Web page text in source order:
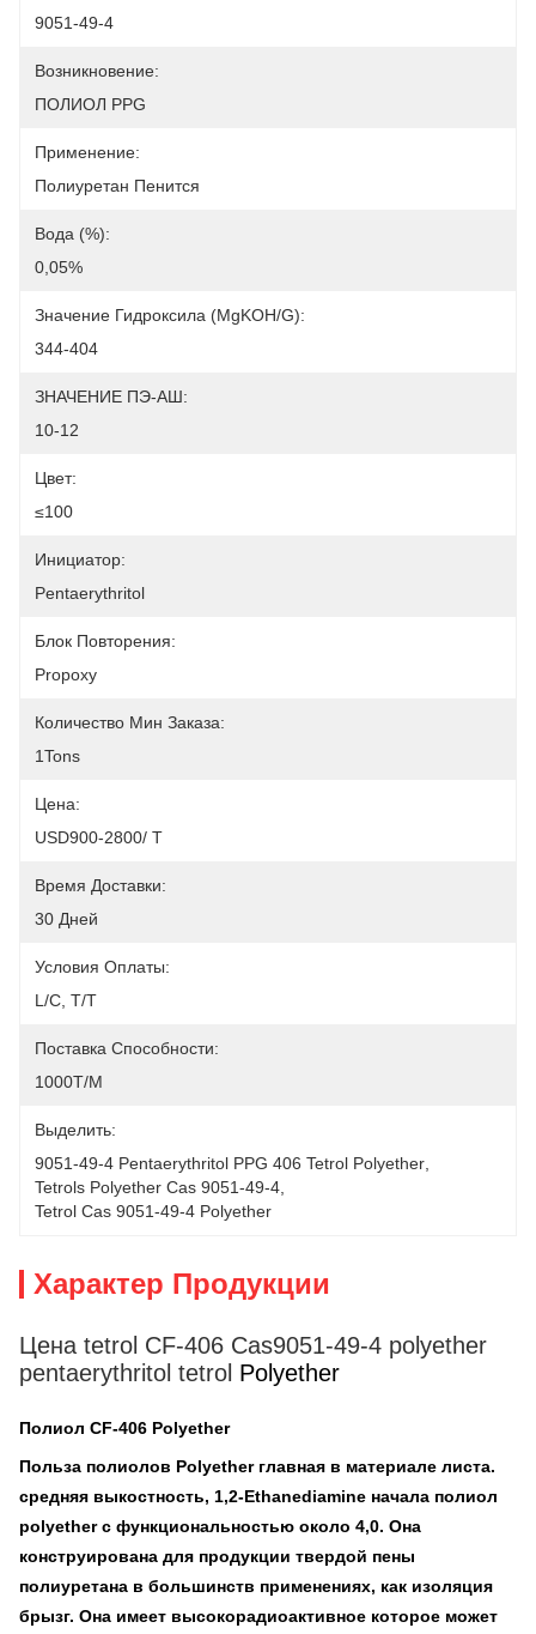
9051-49-4
Возникновение:
ПОЛИОЛ PPG
Применение:
Полиуретан Пенится
Вода (%):
0,05%
Значение Гидроксила (mgKOH/g):
344-404
ЗНАЧЕНИЕ ПЭ-АШ:
10-12
Цвет:
≤100
Инициатор:
Pentaerythritol
Блок Повторения:
Propoxy
Количество Мин Заказа:
1Tons
Цена:
USD900-2800/ T
Время Доставки:
30 Дней
Условия Оплаты:
L/C, T/T
Поставка Способности:
1000T/M
Выделить:
9051-49-4 Pentaerythritol PPG 406 Tetrol Polyether
Tetrols Polyether Cas 9051-49-4
Tetrol Cas 9051-49-4 Polyether
Характер Продукции
Цена tetrol CF-406 Cas9051-49-4 polyether
pentaerythritol tetrol Polyether
Полиол CF-406 Polyether
Польза полиолов Polyether главная в материале листа.
средняя выкостность, 1,2-Ethanediamine начала полиол
polyether с функциональностью около 4,0. Она
конструирована для продукции твердой пены
полиуретана в большинств применениях, как изоляция
брызг. Она имеет высокорадиоактивное которое может